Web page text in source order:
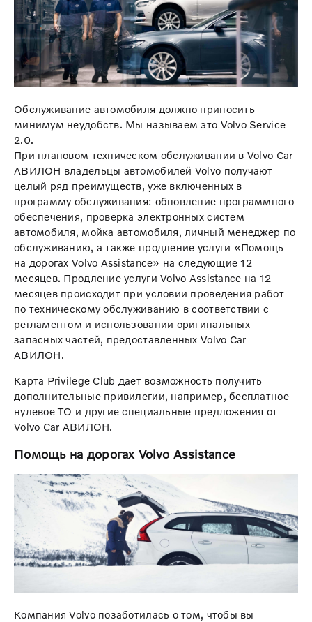
Обслуживание автомобиля должно приносить
минимум неудобств. Мы называем это Volvo Service
2.0.
При плановом техническом обслуживании в Volvo Car
АВИЛОН владельцы автомобилей Volvo получают
целый ряд преимуществ, уже включенных в
программу обслуживания: обновление программного
обеспечения, проверка электронных систем
автомобиля, мойка автомобиля, личный менеджер по
обслуживанию, а также продление услуги «Помощь
на дорогах Volvo Assistance» на следующие 12
месяцев. Продление услуги Volvo Assistance на 12
месяцев происходит при условии проведения работ
по техническому обслуживанию в соответствии с
регламентом и использовании оригинальных
запасных частей, предоставленных Volvo Car
АВИЛОН.
Карта Privilege Club дает возможность получить
дополнительные привилегии, например, бесплатное
нулевое ТО и другие специальные предложения от
Volvo Car АВИЛОН.
Помощь на дорогах Volvo Assistance
Компания Volvo позаботилась о том, чтобы вы